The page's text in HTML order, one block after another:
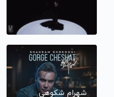
شهرام شکوهی